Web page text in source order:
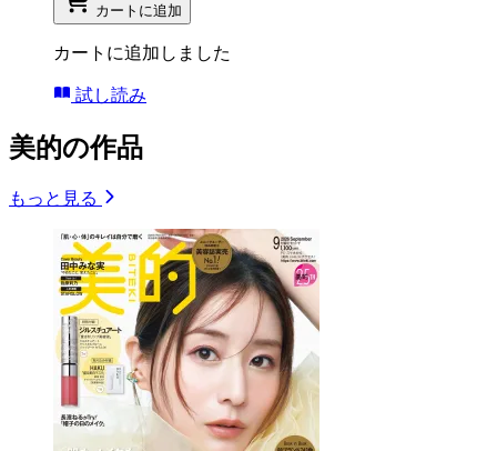
カートに追加
カートに追加しました
試し読み
美的の作品
もっと見る